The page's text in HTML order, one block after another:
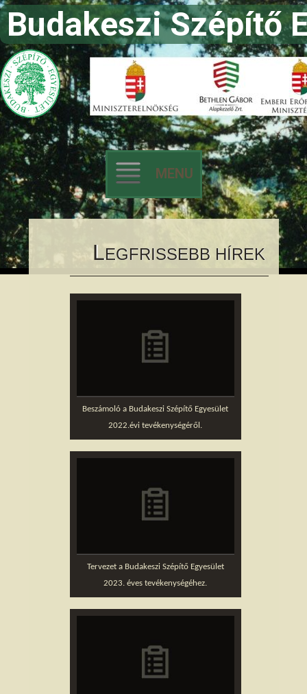
Budakeszi Szépítő
MENU
Skip to content
LEGFRISSEBB HÍREK
Beszámoló a Budakeszi Szépítő Egyesület
2022.évi tevékenységéről.
Tervezet a Budakeszi Szépítő Egyesület
2023. éves tevékenységéhez.